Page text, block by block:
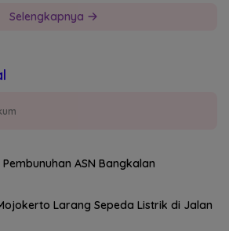
Selengkapnya
Pembunuhan ASN Bangkalan
Larang Sepeda Listrik di Jalan